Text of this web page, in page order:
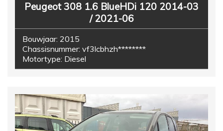
Peugeot 308 1.6 BlueHDi 120 2014-03
/ 2021-06
Bouwjaar: 2015
Chassisnummer: vf3lcbhzh********
Motortype: Diesel